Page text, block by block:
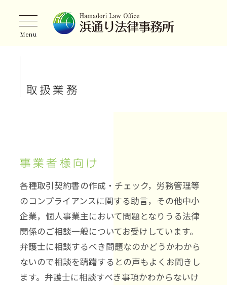
取扱業務
事業者様向け
各種取引契約書の作成・チェック，労務管理等
のコンプライアンスに関する助言，その他中小
企業，個人事業主において問題となりうる法律
関係のご相談一般についてお受けしています。
弁護士に相談するべき問題なのかどうかわから
ないので相談を躊躇するとの声もよくお聞きし
ます。弁護士に相談すべき事項かわからないけ
弁護士ノート
取扱業務
ご相談の流れ
事務所案内